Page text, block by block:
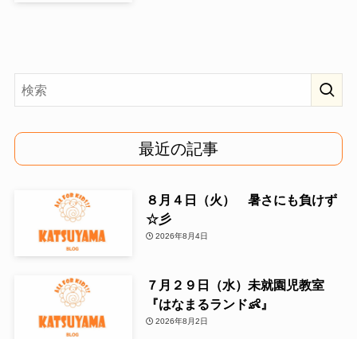
最近の記事
８月４日（火） 暑さにも負けず
☆彡
2026年8月4日
７月２９日（水）未就園児教室
『はなまるランド👶』
2026年8月2日